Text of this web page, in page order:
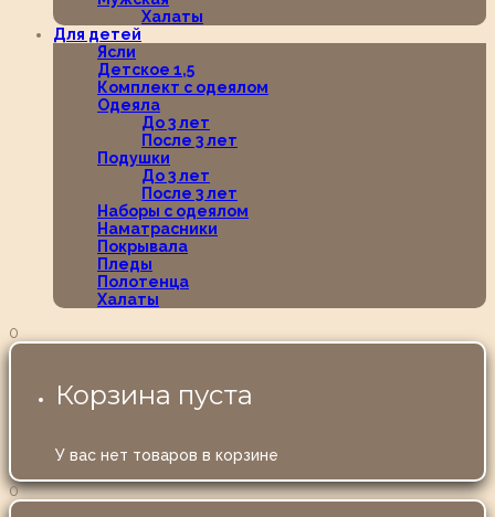
Халаты
Для детей
Ясли
Детское 1,5
Комплект с одеялом
Одеяла
До 3 лет
После 3 лет
Подушки
До 3 лет
После 3 лет
Наборы с одеялом
Наматрасники
Покрывала
Пледы
Полотенца
Халаты
0
Корзина пуста
У вас нет товаров в корзине
0